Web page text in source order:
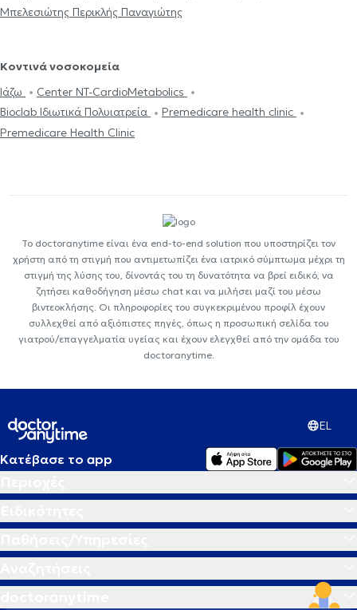
Μπελεσιώτης Περικλής Παναγιώτης
Κοντινά νοσοκομεία
Ιάζω
Center NT-CardioMetabolics
Bioclab Ιδιωτικά Πολυιατρεία
Premedicare health clinic
Premedicare Health Clinic
Το doctoranytime είναι ένα end-to-end solution που υποστηρίζει τον
χρήστη από τη στιγμή που αντιμετωπίζει ένα ιατρικό σύμπτωμα μέχρι τη
στιγμή της λύσης του, δίνοντάς του τη δυνατότητα να βρεί ειδικό, να
ζητήσει καθοδήγηση μέσω chat και να μιλήσει μαζί του μέσω
βιντεοκλήσης. Οι πληροφορίες του συγκεκριμένου προφίλ έχουν
συλλεχθεί από αξιόπιστες πηγές, όπως η προσωπική σελίδα του
γιατρού/επαγγελματία υγείας και έχουν ελεγχθεί από την ομάδα του
doctoranytime.
EL
Κατέβασε το app